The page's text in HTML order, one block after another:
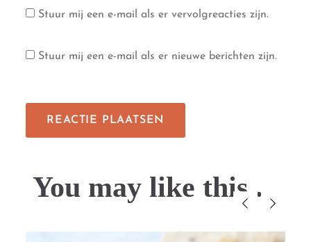
Stuur mij een e-mail als er vervolgreacties zijn.
Stuur mij een e-mail als er nieuwe berichten zijn.
You may like this....